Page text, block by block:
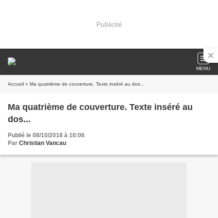
Publicité
MENU
Accueil » Ma quatrième de couverture. Texte inséré au dos...
Ma quatrième de couverture. Texte inséré au
dos...
Publié le 08/10/2018 à 10:06
Par Christian Vancau